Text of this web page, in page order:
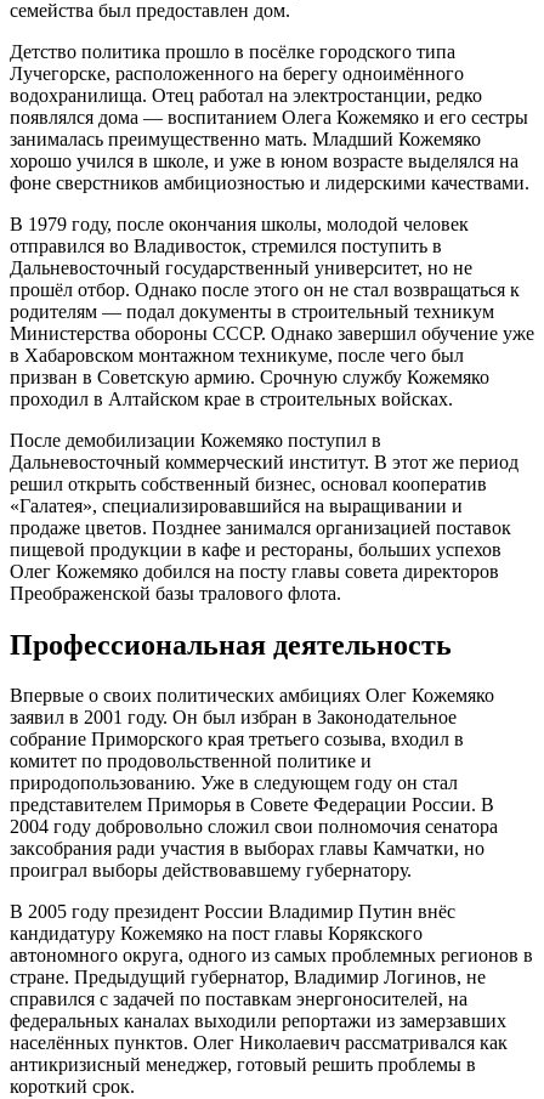
семейства был предоставлен дом.
Детство политика прошло в посёлке городского типа
Лучегорске, расположенного на берегу одноимённого
водохранилища. Отец работал на электростанции, редко
появлялся дома — воспитанием Олега Кожемяко и его сестры
занималась преимущественно мать. Младший Кожемяко
хорошо учился в школе, и уже в юном возрасте выделялся на
фоне сверстников амбициозностью и лидерскими качествами.
В 1979 году, после окончания школы, молодой человек
отправился во Владивосток, стремился поступить в
Дальневосточный государственный университет, но не
прошёл отбор. Однако после этого он не стал возвращаться к
родителям — подал документы в строительный техникум
Министерства обороны СССР. Однако завершил обучение уже
в Хабаровском монтажном техникуме, после чего был
призван в Советскую армию. Срочную службу Кожемяко
проходил в Алтайском крае в строительных войсках.
После демобилизации Кожемяко поступил в
Дальневосточный коммерческий институт. В этот же период
решил открыть собственный бизнес, основал кооператив
«Галатея», специализировавшийся на выращивании и
продаже цветов. Позднее занимался организацией поставок
пищевой продукции в кафе и рестораны, больших успехов
Олег Кожемяко добился на посту главы совета директоров
Преображенской базы тралового флота.
Профессиональная деятельность
Впервые о своих политических амбициях Олег Кожемяко
заявил в 2001 году. Он был избран в Законодательное
собрание Приморского края третьего созыва, входил в
комитет по продовольственной политике и
природопользованию. Уже в следующем году он стал
представителем Приморья в Совете Федерации России. В
2004 году добровольно сложил свои полномочия сенатора
заксобрания ради участия в выборах главы Камчатки, но
проиграл выборы действовавшему губернатору.
В 2005 году президент России Владимир Путин внёс
кандидатуру Кожемяко на пост главы Корякского
автономного округа, одного из самых проблемных регионов в
стране. Предыдущий губернатор, Владимир Логинов, не
справился с задачей по поставкам энергоносителей, на
федеральных каналах выходили репортажи из замерзавших
населённых пунктов. Олег Николаевич рассматривался как
антикризисный менеджер, готовый решить проблемы в
короткий срок.